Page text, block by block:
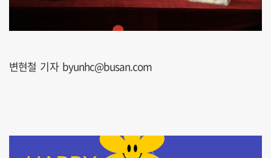
변현철 기자 byunhc@busan.com